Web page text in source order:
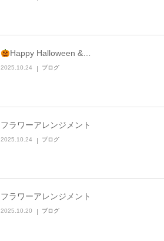
Happy Halloween &…
2025.10.24 ブログ
フラワーアレンジメント
2025.10.24 ブログ
フラワーアレンジメント
2025.10.20 ブログ